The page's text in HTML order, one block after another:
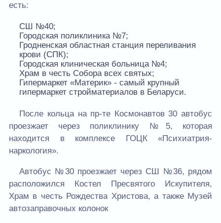
есть:
СШ №40;
Городская поликлиника №7;
Гродненская областная станция переливания
крови (СПК);
Городская клиническая больница №4;
Храм в честь Собора всех святых;
Гипермаркет «Материк» - самый крупный
гипермаркет стройматериалов в Беларуси.
После кольца на пр-те Космонавтов 30 автобус
проезжает через поликлинику №5, которая
находится в комплексе ГОЦК «Психиатрия-
наркология».
Автобус №30 проезжает через СШ №36, рядом
расположился Костел Пресвятого Искупителя,
Храм в честь Рождества Христова, а также Музей
автозаправочных колонок